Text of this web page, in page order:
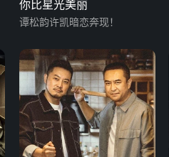
你比星光美丽
谭松韵许凯暗恋奔现！